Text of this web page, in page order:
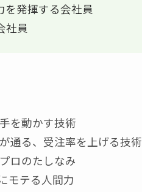
を発揮する会社員
社員
を動かす技術
通る、受注率を上げる技術
ロのたしなみ
モテる人間力